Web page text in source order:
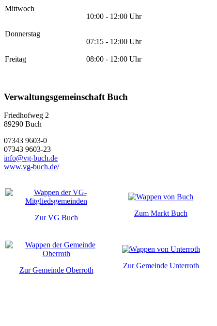
Mittwoch
10:00 - 12:00 Uhr
Donnerstag
07:15 - 12:00 Uhr
Freitag 08:00 - 12:00 Uhr
Verwaltungsgemeinschaft Buch
Friedhofweg 2
89290 Buch
07343 9603-0
07343 9603-23
info@vg-buch.de
www.vg-buch.de/
Zur VG Buch
Zum Markt Buch
Zur Gemeinde Oberroth
Zur Gemeinde Unterroth